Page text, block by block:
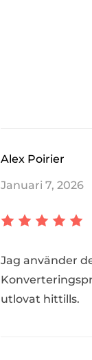
Alex Poirier
Januari 7, 2026
Jag använder
utlovat hittills.